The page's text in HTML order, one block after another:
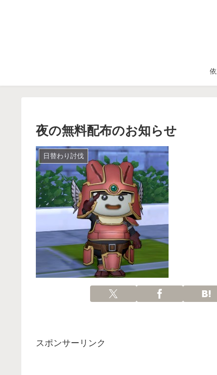
夜の無料配布のお知らせ
日替わり討伐
スポンサーリンク